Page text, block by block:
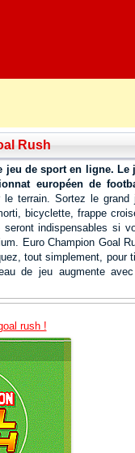
Rush
jeu de sport en ligne. Le
européen de
le terrain. Sortez le grand
bicyclette, frappe
seront indispensables si
Euro Champion Goal
tout simplement, pour
de jeu augmente
rush !